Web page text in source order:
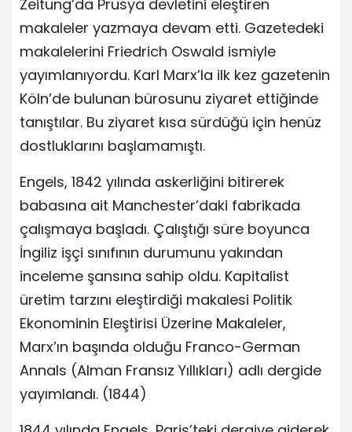
Zeitung’da Prusya devletini eleştiren
makaleler yazmaya devam etti. Gazetedeki
makalelerini Friedrich Oswald ismiyle
yayımlanıyordu. Karl Marx’la ilk kez gazetenin
Köln’de bulunan bürosunu ziyaret ettiğinde
tanıştılar. Bu ziyaret kısa sürdüğü için henüz
dostluklarını başlamamıştı.
Engels, 1842 yılında askerliğini bitirerek
babasına ait Manchester’daki fabrikada
çalışmaya başladı. Çalıştığı süre boyunca
İngiliz işçi sınıfının durumunu yakından
inceleme şansına sahip oldu. Kapitalist
üretim tarzını eleştirdiği makalesi Politik
Ekonominin Eleştirisi Üzerine Makaleler,
Marx’ın başında olduğu Franco-German
Annals (Alman Fransız Yıllıkları) adlı dergide
yayımlandı. (1844)